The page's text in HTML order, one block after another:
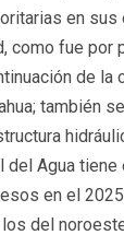
en sus
como fue por
de la
también
del Agua
en el
del